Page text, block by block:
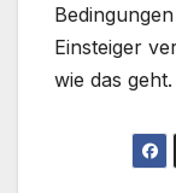
Einsteiger
wie das geht.